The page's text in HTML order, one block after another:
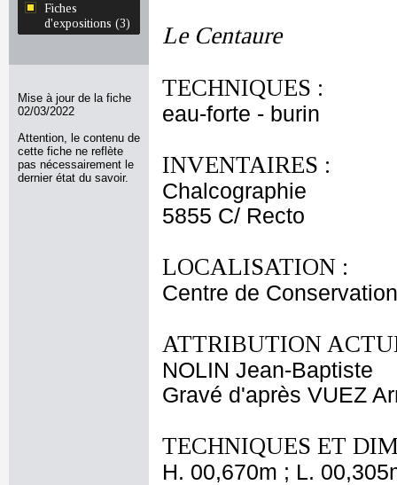
Fiches
d'expositions (3)
Mise à jour de la fiche
02/03/2022
Attention, le contenu de
cette fiche ne reflète
pas nécessairement le
dernier état du savoir.
Le Centaure
TECHNIQUES :
eau-forte - burin
INVENTAIRES :
Chalcographie
5855 C/ Recto
LOCALISATION :
Centre de
ATTRIBUTION
NOLIN Jean-Baptiste
Gravé d'après VUEZ
TECHNIQUES ET
H. 00,670m ; L.